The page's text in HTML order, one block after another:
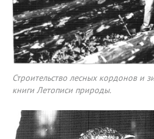
Строительство лесных кордонов и
книги Летописи природы.